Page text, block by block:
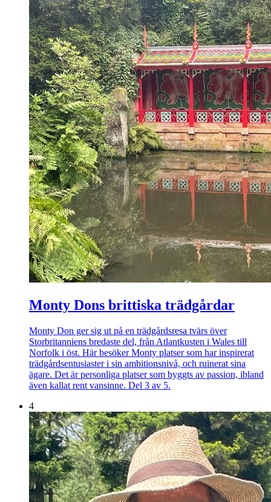
Monty Dons brittiska trädgårdar
Monty Don ger sig ut på en trädgårdsresa tvärs över
Storbritanniens bredaste del, från Atlantkusten i Wales till
Norfolk i öst. Här besöker Monty platser som har inspirerat
trädgårdsentusiaster i sin ambitionsnivå, och ruinerat sina
ägare. Det är personliga platser som byggts av passion, ibland
även kallat rent vansinne. Del 3 av 5.
4